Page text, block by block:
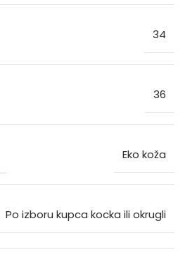
34
36
Eko koža
Po izboru kupca kocka ili okrugli